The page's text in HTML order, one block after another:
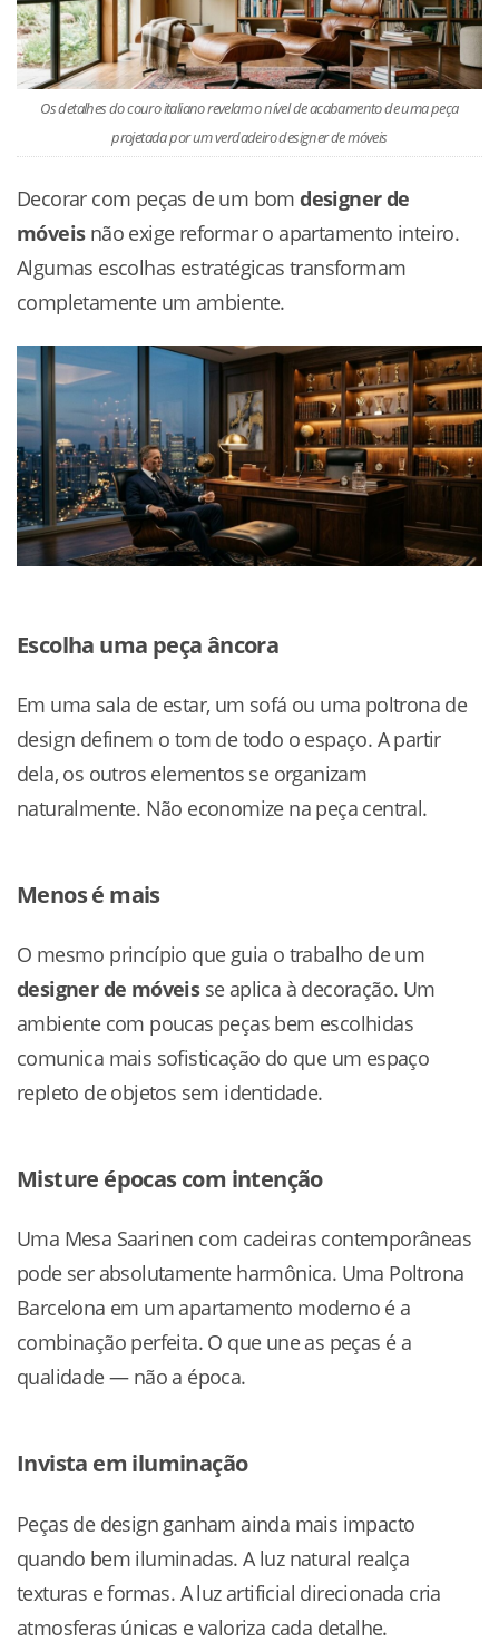
Os detalhes do couro italiano revelam o nível de acabamento de uma peça
projetada por um verdadeiro designer de móveis
Decorar com peças de um bomdesigner de
móveisnão exige reformar o apartamento inteiro.
Algumas escolhas estratégicas transformam
completamente um ambiente.
Escolha uma peça âncora
Em uma sala de estar, um sofá ou uma poltrona de
design definem o tom de todo o espaço. A partir
dela, os outros elementos se organizam
naturalmente. Não economize na peça central.
Menos é mais
O mesmo princípio que guia o trabalho de um
designer de móveisse aplica à decoração. Um
ambiente com poucas peças bem escolhidas
comunica mais sofisticação do que um espaço
repleto de objetos sem identidade.
Misture épocas com intenção
Uma Mesa Saarinen com cadeiras contemporâneas
pode ser absolutamente harmônica. Uma Poltrona
Barcelona em um apartamento moderno é a
combinação perfeita. O que une as peças é a
qualidade — não a época.
Invista em iluminação
Peças de design ganham ainda mais impacto
quando bem iluminadas. A luz natural realça
texturas e formas. A luz artificial direcionada cria
atmosferas únicas e valoriza cada detalhe.